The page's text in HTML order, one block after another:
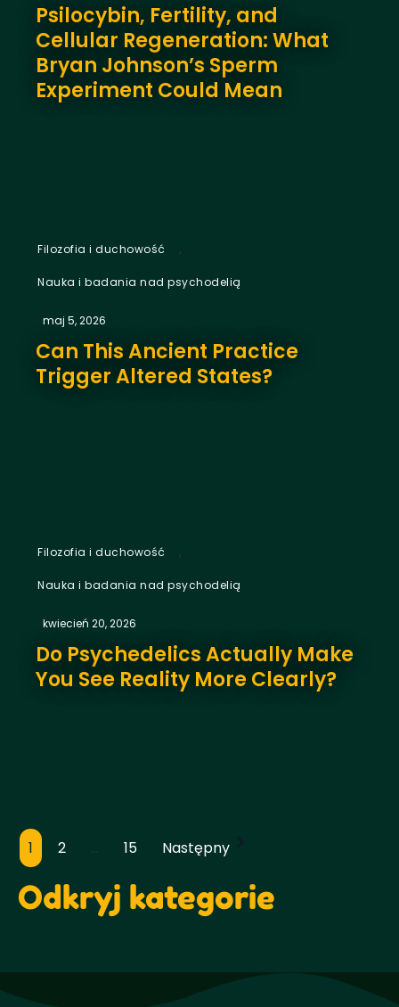
Psilocybin, Fertility, and
Cellular Regeneration: What
Bryan Johnson’s Sperm
Experiment Could Mean
Filozofia i duchowość ,
Nauka i badania nad psychodelią
maj 5, 2026
Can This Ancient Practice
Trigger Altered States?
Filozofia i duchowość ,
Nauka i badania nad psychodelią
kwiecień 20, 2026
Do Psychedelics Actually Make
You See Reality More Clearly?
Paginacja
postów
1 2 ... 15 Następny
Odkryj kategorie